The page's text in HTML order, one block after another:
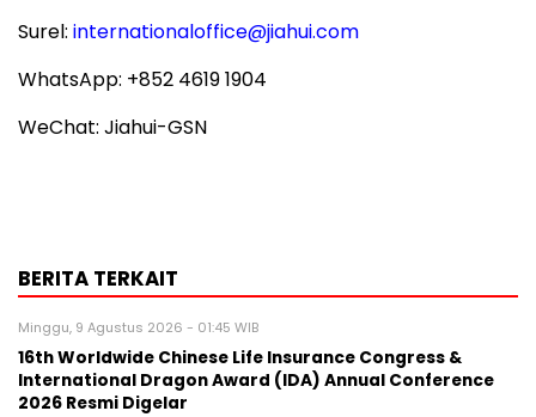
Surel: internationaloffice@jiahui.com
WhatsApp: +852 4619 1904
WeChat: Jiahui-GSN
BERITA TERKAIT
Minggu, 9 Agustus 2026 - 01:45 WIB
16th Worldwide Chinese Life Insurance Congress &
International Dragon Award (IDA) Annual Conference
2026 Resmi Digelar